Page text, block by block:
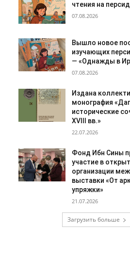
чтения на
07.08.2026
Вышло новое
изучающих
— «Однажды в
07.08.2026
Издана
монография
исторические
XVIII вв.»
22.07.2026
Фонд Ибн Сины
участие в
организации
выставки «От
упряжки»
21.07.2026
Загрузить больше